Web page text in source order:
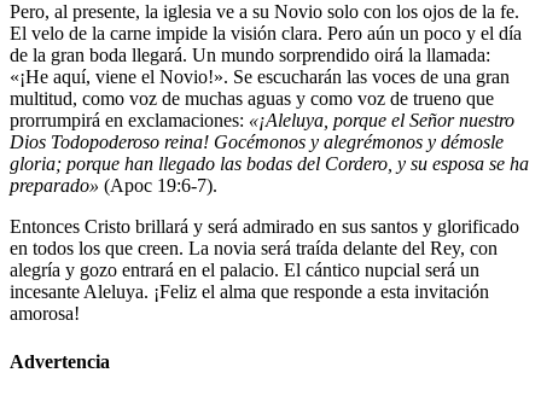
Pero, al presente, la iglesia ve a su Novio solo con los ojos de la fe.
El velo de la carne impide la visión clara. Pero aún un poco y el día
de la gran boda llegará. Un mundo sorprendido oirá la llamada:
«¡He aquí, viene el Novio!». Se escucharán las voces de una gran
multitud, como voz de muchas aguas y como voz de trueno que
prorrumpirá en exclamaciones: «¡Aleluya, porque el Señor nuestro
Dios Todopoderoso reina! Gocémonos y alegrémonos y démosle
gloria; porque han llegado las bodas del Cordero, y su esposa se ha
preparado» (Apoc 19:6-7).
Entonces Cristo brillará y será admirado en sus santos y glorificado
en todos los que creen. La novia será traída delante del Rey, con
alegría y gozo entrará en el palacio. El cántico nupcial será un
incesante Aleluya. ¡Feliz el alma que responde a esta invitación
amorosa!
Advertencia